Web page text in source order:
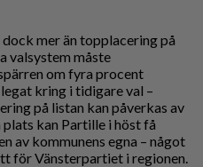
mer än topplacering på
valsystem måste
om fyra procent
kring i tidigare val –
på listan kan påverkas av
kan Partille i höst få
av kommunens egna – något
för Vänsterpartiet i regionen.